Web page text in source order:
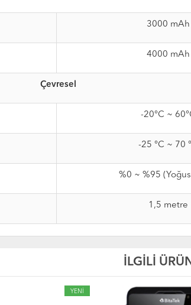
3000 mAh
4000 mAh
Çevresel
-20°C ~
-25 °C ~ 70
%0 ~ %95
1,5 metre
İLGİLİ
YENİ